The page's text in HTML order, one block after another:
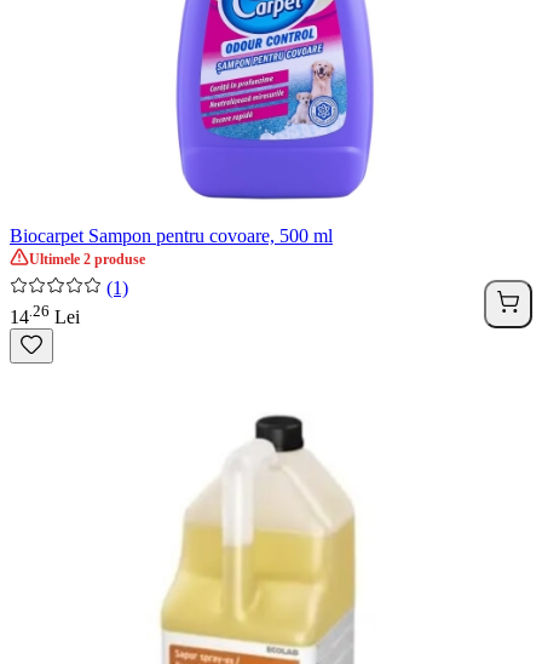
Biocarpet Sampon pentru covoare, 500 ml
Ultimele 2 produse
(1)
14 26 Lei